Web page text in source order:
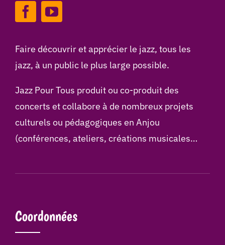
Faire découvrir et apprécier le jazz, tous les
jazz, à un public le plus large possible.
Jazz Pour Tous produit ou co-produit des
concerts et collabore à de nombreux projets
culturels ou pédagogiques en Anjou
(conférences, ateliers, créations musicales…
Coordonnées